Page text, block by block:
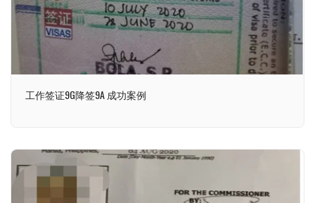
工作签证9G降签9A 成功案例